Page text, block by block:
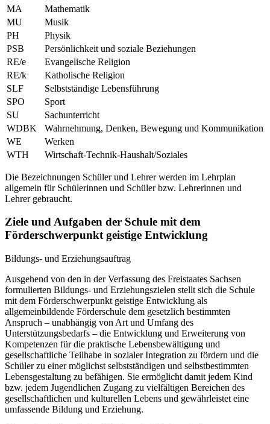
MA
Mathematik
MU
Musik
PH
Physik
PSB
Persönlichkeit und soziale Beziehungen
RE/e
Evangelische Religion
RE/k
Katholische Religion
SLF
Selbstständige Lebensführung
SPO
Sport
SU
Sachunterricht
WDBK
Wahrnehmung, Denken, Bewegung und Kommunikation
WE
Werken
WTH
Wirtschaft-Technik-Haushalt/Soziales
Die Bezeichnungen Schüler und Lehrer werden im Lehrplan
allgemein für Schülerinnen und Schüler bzw. Lehrerinnen und
Lehrer gebraucht.
Ziele und Aufgaben der Schule mit dem
Förderschwerpunkt geistige Entwicklung
Bildungs- und Erziehungsauftrag
Ausgehend von den in der Verfassung des Freistaates Sachsen
formulierten Bildungs- und Erziehungszielen stellt sich die Schule
mit dem Förderschwerpunkt geistige Entwicklung als
allgemeinbildende Förderschule dem gesetzlich bestimmten
Anspruch – unabhängig von Art und Umfang des
Unterstützungsbedarfs – die Entwicklung und Erweiterung von
Kompetenzen für die praktische Lebensbewältigung und
gesellschaftliche Teilhabe in sozialer Integration zu fördern und die
Schüler zu einer möglichst selbstständigen und selbstbestimmten
Lebensgestaltung zu befähigen. Sie ermöglicht damit jedem Kind
bzw. jedem Jugendlichen Zugang zu vielfältigen Bereichen des
gesellschaftlichen und kulturellen Lebens und gewährleistet eine
umfassende Bildung und Erziehung.